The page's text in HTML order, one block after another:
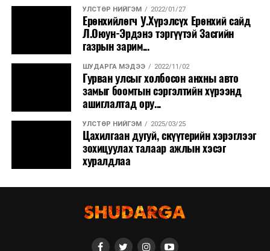
УЛСТӨР НИЙГЭМ 2022/01/27
Ерөнхийлөгч У.Хүрэлсүх Ерөнхий сайд
Л.Оюун-Эрдэнэ тэргүүтэй Засгийн
газрын зарим...
ШУДАРГА МЭДЭЭ 2022/11/02
Гурван улсыг холбосон анхны авто
замыг боомтын сэргэлтийн хүрээнд
ашиглалтад ору...
УЛСТӨР НИЙГЭМ 2025/03/25
Цахилгаан дугуй, скүүтерийн хэрэглээг
зохицуулах талаар ажлын хэсэг
хуралдлаа